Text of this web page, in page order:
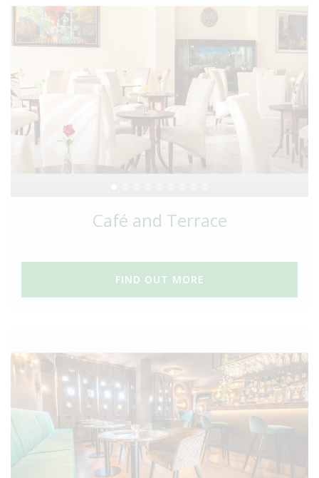
Café and Terrace
FIND OUT MORE